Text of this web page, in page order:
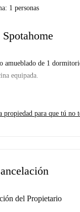
1 personas
amueblado de 1
equipada.
propiedad para que tú no
del Propietario